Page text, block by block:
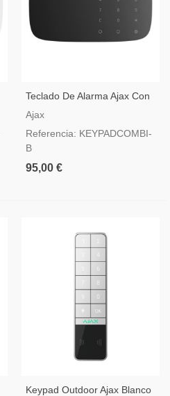
Teclado De Alarma Ajax Con
Sirena Y Lector De Etiquetas
Ajax
Referencia: KEYPADCOMBI-
B
95,00 €
Keypad Outdoor Ajax Blanco